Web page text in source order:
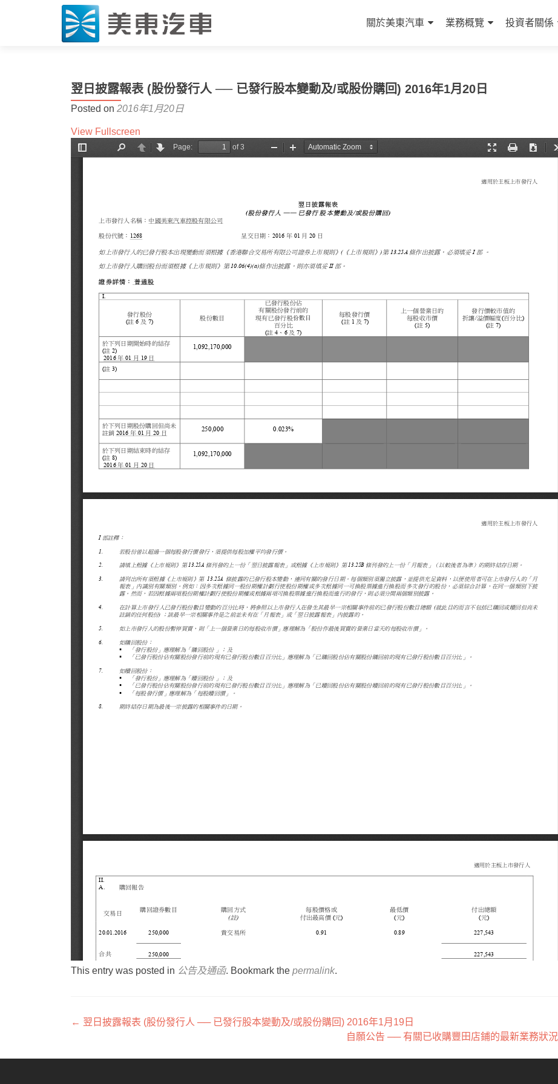
關於美東汽車
業務概覽 投資者關係
翌日披露報表 (股份發行人 ── 已發行股本變動及/或股份購回) 2016年1月20日
Posted on 2016年1月20日
View Fullscreen
This entry was posted in 公告及通函. Bookmark the permalink.
文章導覽
← 翌日披露報表 (股份發行人 ── 已發行股本變動及/或股份購回) 2016年1月19日
自願公告 ── 有關已收購豐田店鋪的最新業務狀況